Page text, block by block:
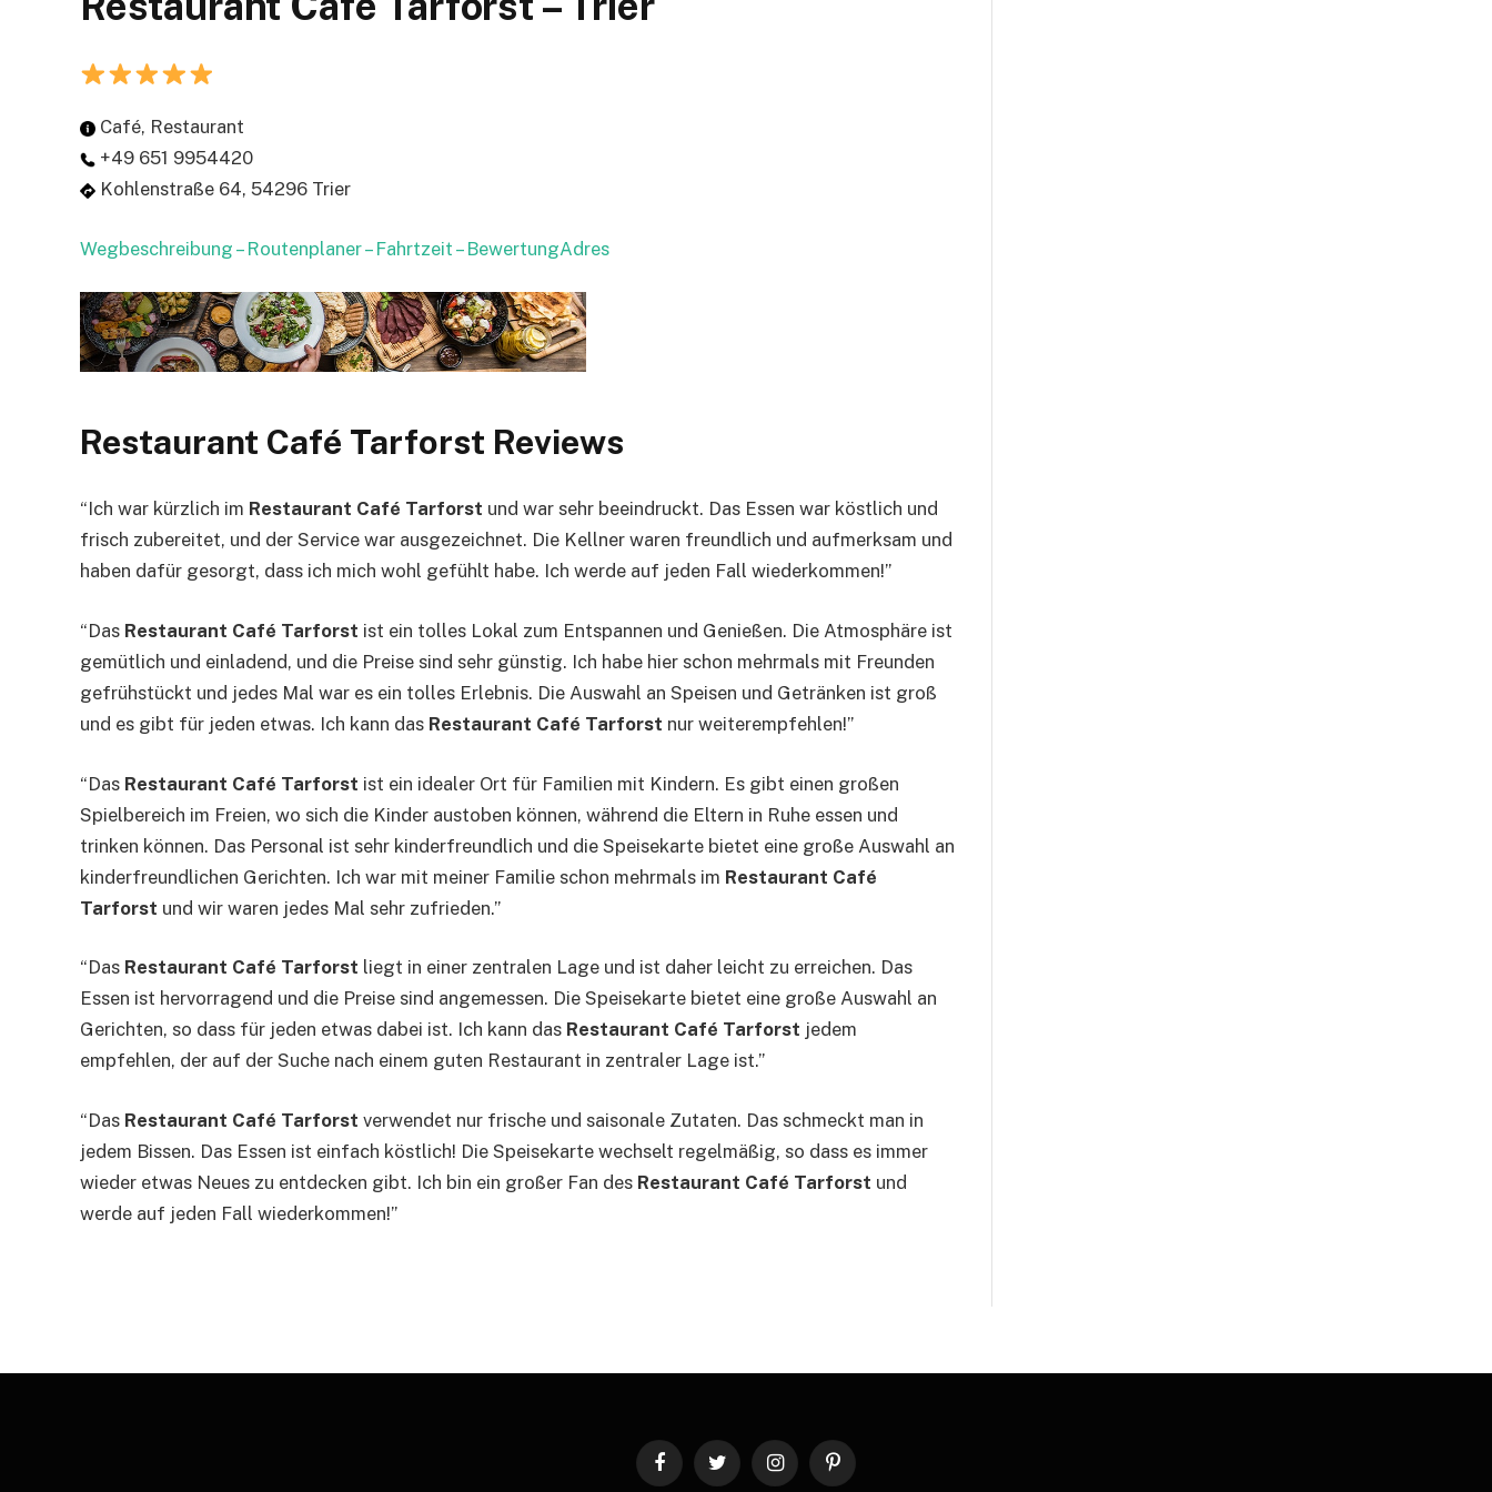
Café, Restaurant
+49 651 9954420
Kohlenstraße 64, 54296 Trier
Wegbeschreibung – Routenplaner – Fahrtzeit – BewertungAdres
Restaurant Café Tarforst Reviews
“Ich war kürzlich im Restaurant Café Tarforst und war sehr beeindruckt. Das Essen war köstlich und
frisch zubereitet, und der Service war ausgezeichnet. Die Kellner waren freundlich und aufmerksam und
haben dafür gesorgt, dass ich mich wohl gefühlt habe. Ich werde auf jeden Fall wiederkommen!”
“Das Restaurant Café Tarforst ist ein tolles Lokal zum Entspannen und Genießen. Die Atmosphäre ist
gemütlich und einladend, und die Preise sind sehr günstig. Ich habe hier schon mehrmals mit Freunden
gefrühstückt und jedes Mal war es ein tolles Erlebnis. Die Auswahl an Speisen und Getränken ist groß
und es gibt für jeden etwas. Ich kann das Restaurant Café Tarforst nur weiterempfehlen!”
“Das Restaurant Café Tarforst ist ein idealer Ort für Familien mit Kindern. Es gibt einen großen
Spielbereich im Freien, wo sich die Kinder austoben können, während die Eltern in Ruhe essen und
trinken können. Das Personal ist sehr kinderfreundlich und die Speisekarte bietet eine große Auswahl an
kinderfreundlichen Gerichten. Ich war mit meiner Familie schon mehrmals im Restaurant Café
Tarforst und wir waren jedes Mal sehr zufrieden.”
“Das Restaurant Café Tarforst liegt in einer zentralen Lage und ist daher leicht zu erreichen. Das
Essen ist hervorragend und die Preise sind angemessen. Die Speisekarte bietet eine große Auswahl an
Gerichten, so dass für jeden etwas dabei ist. Ich kann das Restaurant Café Tarforst jedem
empfehlen, der auf der Suche nach einem guten Restaurant in zentraler Lage ist.”
“Das Restaurant Café Tarforst verwendet nur frische und saisonale Zutaten. Das schmeckt man in
jedem Bissen. Das Essen ist einfach köstlich! Die Speisekarte wechselt regelmäßig, so dass es immer
wieder etwas Neues zu entdecken gibt. Ich bin ein großer Fan des Restaurant Café Tarforst und
werde auf jeden Fall wiederkommen!”
FacebookTwitter InstagramPinterest